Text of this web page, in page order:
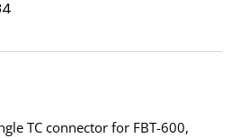
TC connector for FBT-600,